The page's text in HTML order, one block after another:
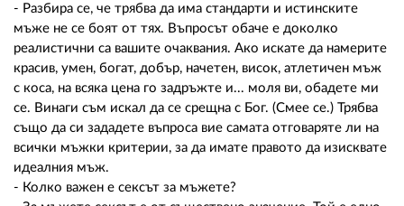
- Разбира се, че трябва да има стандарти и истинските
мъже не се боят от тях. Въпросът обаче е доколко
реалистични са вашите очаквания. Ако искате да намерите
красив, умен, богат, добър, начетен, висок, атлетичен мъж
с коса, на всяка цена го задръжте и... моля ви, обадете ми
се. Винаги съм искал да се срещна с Бог. (Смее се.) Трябва
също да си зададете въпроса вие самата отговаряте ли на
всички мъжки критерии, за да имате правото да изисквате
идеалния мъж.
- Колко важен е сексът за мъжете?